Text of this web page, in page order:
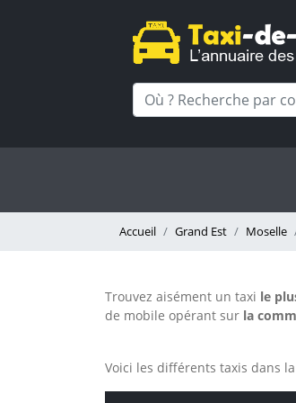
Accueil Grand Est Moselle
Trouvez aisément un taxi le
de mobile opérant sur la
Voici les différents taxis dans